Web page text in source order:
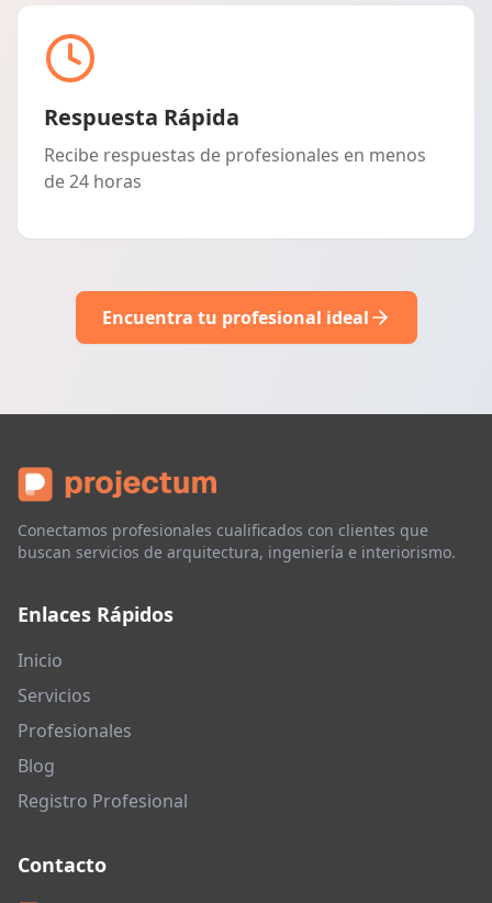
Respuesta Rápida
Recibe respuestas de profesionales en menos
de 24 horas
Encuentra tu profesional ideal
Conectamos profesionales cualificados con clientes que
buscan servicios de arquitectura, ingeniería e interiorismo.
Enlaces Rápidos
Inicio
Servicios
Profesionales
Blog
Registro Profesional
Contacto